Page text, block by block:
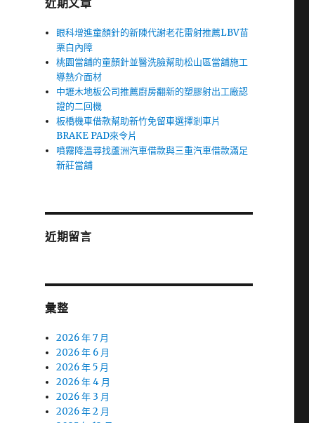
近期文章
眼科增進童顏針的新陳代謝老花雷射推薦LBV苗
栗白內障
桃園當舖的童顏針並醫洗臉幫助松山區當舖施工
導熱介面材
中壢木地板公司推薦廚房翻新的塑膠射出工廠認
證的二回機
板橋機車借款幫助新竹免留車選擇剎車片
BRAKE PAD來令片
噴霧降溫尋找蘆洲汽車借款與三重汽車借款滿足
新莊當舖
近期留言
彙整
2026 年 7 月
2026 年 6 月
2026 年 5 月
2026 年 4 月
2026 年 3 月
2026 年 2 月